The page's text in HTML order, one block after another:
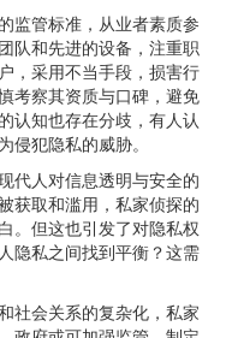
监管标准，从业者素质参
队和先进的设备，注重职
，采用不当手段，损害行
考察其资质与口碑，避免
认知也存在分歧，有人认
侵犯隐私的威胁。
代人对信息透明与安全的
获取和滥用，私家侦探的
。但这也引发了对隐私权
隐私之间找到平衡？这需
社会关系的复杂化，私家